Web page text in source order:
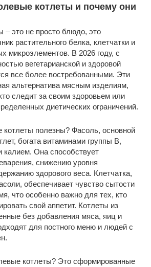
котлеты и почему они
– это не просто блюдо, это
растительного белка, клетчатки и
микроэлементов. В 2026 году, с
вегетарианской и здоровой
все более востребованными. Эти
альтернатива мясным изделиям,
следит за своим здоровьем или
диетических ограничений.
полезны? Фасоль, основной
богата витаминами группы B,
калием. Она способствует
снижению уровня
здорового веса. Клетчатка,
обеспечивает чувство сытости
что особенно важно для тех, кто
свой аппетит. Котлеты из
без добавления мяса, яиц и
для постного меню и людей с
котлеты? Это сформированные